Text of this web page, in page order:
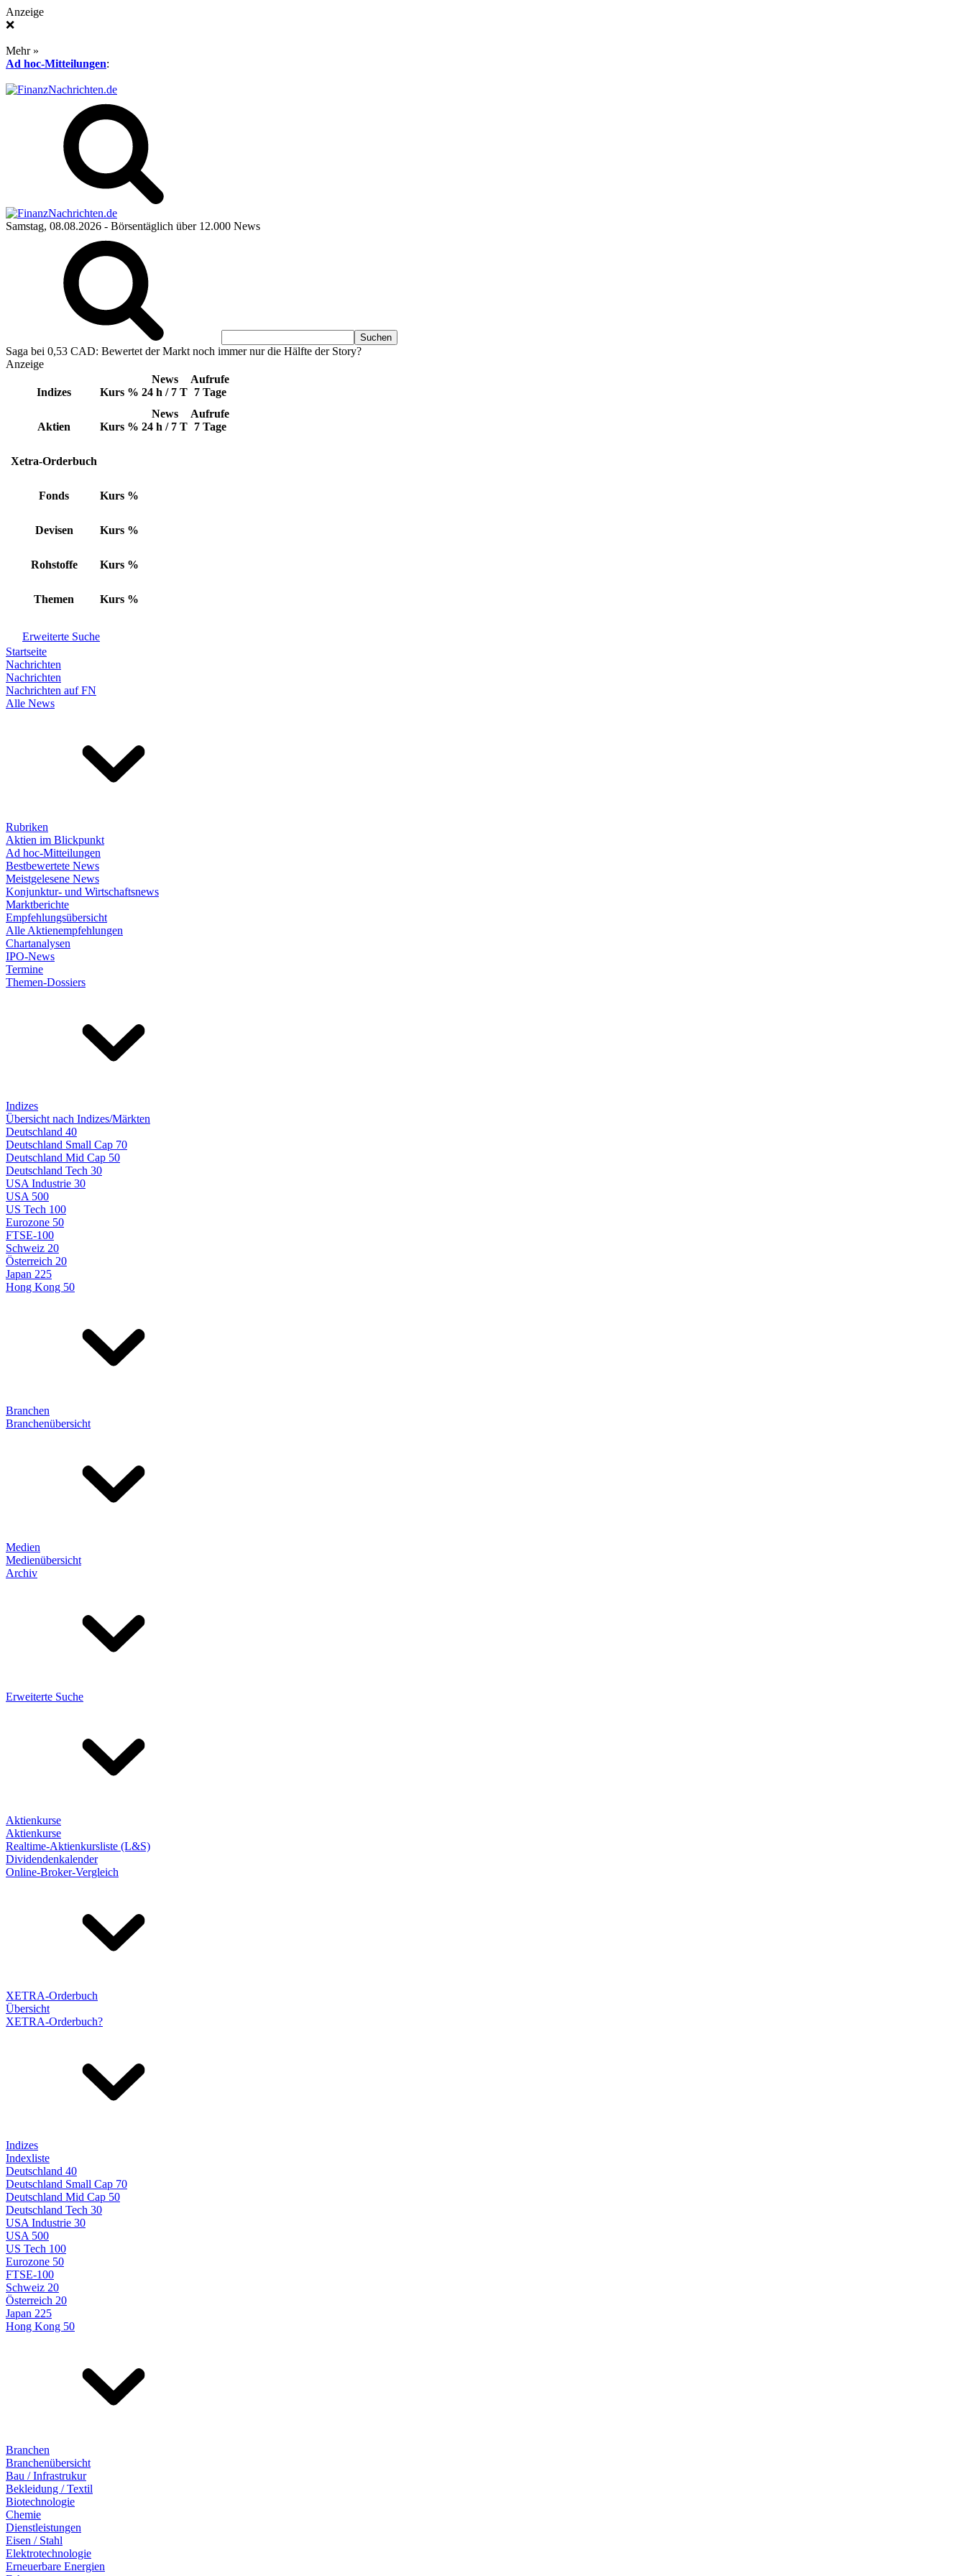
Anzeige
❌
Mehr »
Ad hoc-Mitteilungen:
Samstag, 08.08.2026 - Börsentäglich über 12.000 News
Saga bei 0,53 CAD: Bewertet der Markt noch immer nur die Hälfte der Story?
Anzeige
Indizes Kurs %
News
24 h / 7 T
Aufrufe
7 Tage
Aktien Kurs %
News
24 h / 7 T
Aufrufe
7 Tage
Xetra-Orderbuch
Fonds Kurs %
Devisen Kurs %
Rohstoffe Kurs %
Themen Kurs %
Erweiterte Suche
Startseite
Nachrichten
Nachrichten
Nachrichten auf FN
Alle News
Rubriken
Aktien im Blickpunkt
Ad hoc-Mitteilungen
Bestbewertete News
Meistgelesene News
Konjunktur- und Wirtschaftsnews
Marktberichte
Empfehlungsübersicht
Alle Aktienempfehlungen
Chartanalysen
IPO-News
Termine
Themen-Dossiers
Indizes
Übersicht nach Indizes/Märkten
Deutschland 40
Deutschland Small Cap 70
Deutschland Mid Cap 50
Deutschland Tech 30
USA Industrie 30
USA 500
US Tech 100
Eurozone 50
FTSE-100
Schweiz 20
Österreich 20
Japan 225
Hong Kong 50
Branchen
Branchenübersicht
Medien
Medienübersicht
Archiv
Erweiterte Suche
Aktienkurse
Aktienkurse
Realtime-Aktienkursliste (L&S)
Dividendenkalender
Online-Broker-Vergleich
XETRA-Orderbuch
Übersicht
XETRA-Orderbuch?
Indizes
Indexliste
Deutschland 40
Deutschland Small Cap 70
Deutschland Mid Cap 50
Deutschland Tech 30
USA Industrie 30
USA 500
US Tech 100
Eurozone 50
FTSE-100
Schweiz 20
Österreich 20
Japan 225
Hong Kong 50
Branchen
Branchenübersicht
Bau / Infrastrukur
Bekleidung / Textil
Biotechnologie
Chemie
Dienstleistungen
Eisen / Stahl
Elektrotechnologie
Erneuerbare Energien